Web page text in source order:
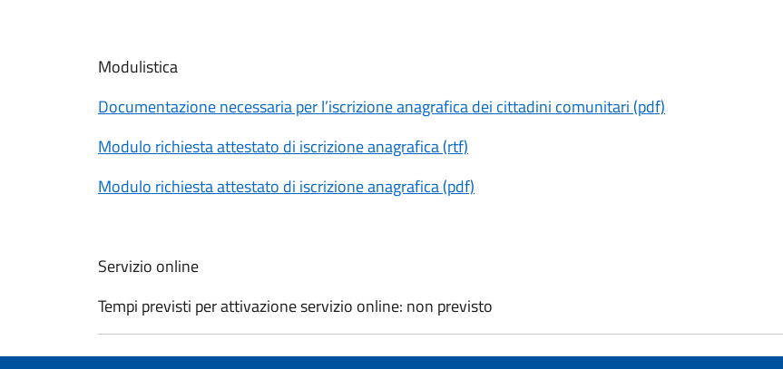
Modulistica
Documentazione necessaria per l’iscrizione anagrafica dei cittadini comunitari (pdf)
Modulo richiesta attestato di iscrizione anagrafica (rtf)
Modulo richiesta attestato di iscrizione anagrafica (pdf)
Servizio online
Tempi previsti per attivazione servizio online: non previsto